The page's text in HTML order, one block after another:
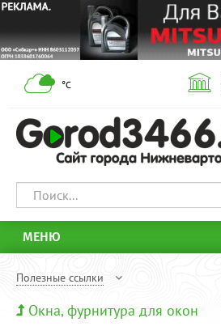
°С
МЕНЮ
Полезные ссылки
Окна, фурнитура для окон